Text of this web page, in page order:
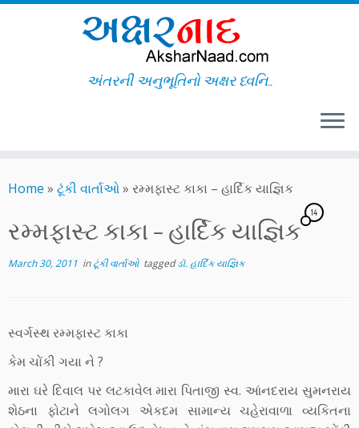
to
અંતરની અનુભૂતિનો અક્ષર ધ્વનિ..
Home » ટૂંકી વાર્તાઓ» રમ્મફાસ્ટ કાકા – હાર્દિક યાજ્ઞિક
રમ્મફાસ્ટ કાકા – હાર્દિક યાજ્ઞિક
14
March 30, 2011 inટૂંકી વાર્તાઓ taggedડૉ. હાર્દિક યાજ્ઞિક
સ્વર્ગસ્થ રમ્મફાસ્ટ કાકા
કેમ ચોંકી ગયા ને ?
મારા ઘરે દિવાલ પર લટકાવેલ મારા પિતાજી સ્વ. આંનદરાય સુમનરાય
શેઠના ફોટાને લગોલગ એકદમ સામાન્ય ચહેરાવાળા વ્યકિતના